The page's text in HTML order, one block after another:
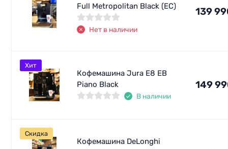
Full Metropolitan Black (EC)
Нет в наличии
139
Кофемашина Jura E8 EB
Piano Black
В наличии
149
Хит
Кофемашина DeLonghi
Скидка